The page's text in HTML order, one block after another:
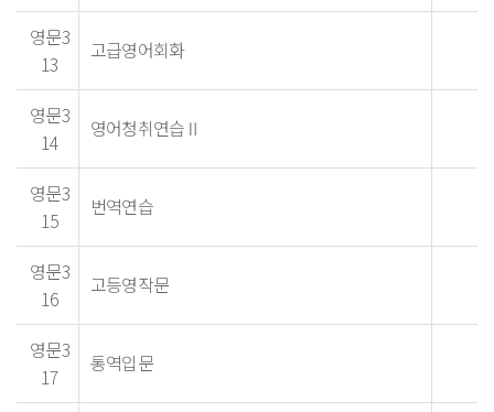
영문3
13
고급영어회화
영문3
14
영어청취연습Ⅱ
영문3
15
번역연습
영문3
16
고등영작문
영문3
17
통역입문